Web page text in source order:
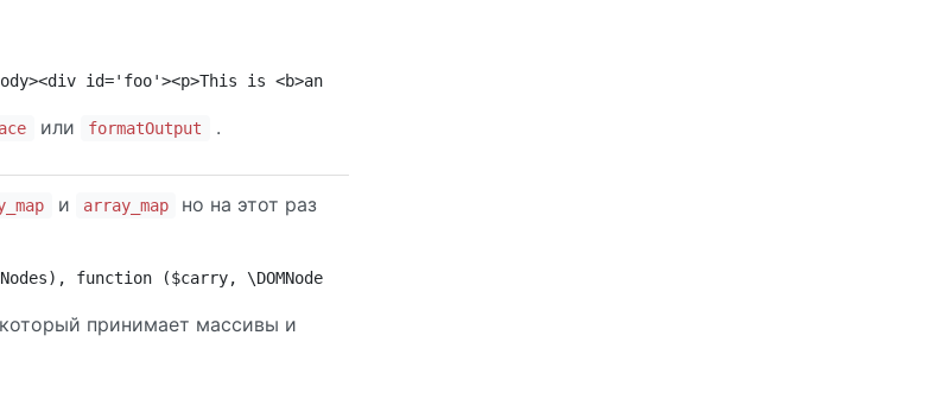
id='foo'><p>This is <b>an <i>example</i></b> paragraph<br>\n\ncontaining
или formatOutput .
и array_map
но на этот раз
function ($carry, \DOMNode $child) { return $carry.$child->ownerDocument-
который принимает массивы и